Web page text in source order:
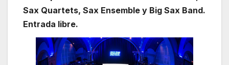
Sax Quartets, Sax Ensemble y Big Sax Band.
Entrada libre.